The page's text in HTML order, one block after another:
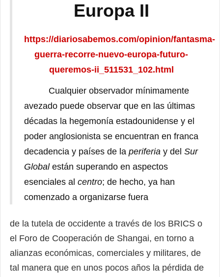
Europa II
https://diariosabemos.com/opinion/fantasma-
guerra-recorre-nuevo-europa-futuro-
queremos-ii_511531_102.html
Cualquier observador mínimamente
avezado puede observar que en las últimas
décadas la hegemonía estadounidense y el
poder anglosionista se encuentran en franca
decadencia y países de la periferia y del Sur
Globalestán superando en aspectos
esenciales al centro; de hecho, ya han
comenzado a organizarse fuera
de la tutela de occidente a través de los BRICS o
el Foro de Cooperación de Shangai, en torno a
alianzas económicas, comerciales y militares, de
tal manera que en unos pocos años la pérdida de